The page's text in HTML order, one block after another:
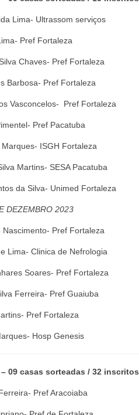
Lima- Ultrassom serviços
Pref Fortaleza
Chaves- Pref Fortaleza
Barbosa- Pref Fortaleza
Vasconcelos- Pref Fortaleza
Pref Pacatuba
ISGH Fortaleza
Martins- SESA Pacatuba
da Silva- Unimed Fortaleza
DEZEMBRO 2023
Pref Fortaleza
Lima- Clinica de Nefrologia
Soares- Pref Fortaleza
Ferreira- Pref Guaiuba
Pref Fortaleza
Hosp Genesis
09 casas sorteadas / 32 inscritos
Pref Aracoiaba